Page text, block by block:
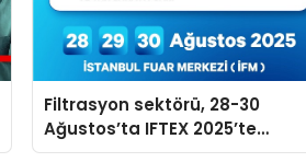
Filtrasyon sektörü, 28-30
Ağustos’ta IFTEX 2025’te
buluşacak